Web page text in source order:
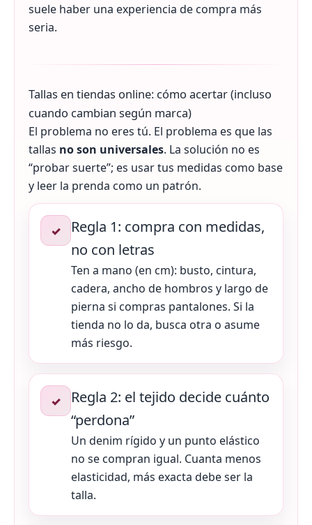
suele haber una experiencia de compra más
seria.
Tallas en tiendas online: cómo acertar (incluso
cuando cambian según marca)
El problema no eres tú. El problema es que las
tallas no son universales. La solución no es
“probar suerte”; es usar tus medidas como base
y leer la prenda como un patrón.
✓
Regla 1: compra con medidas,
no con letras
Ten a mano (en cm): busto, cintura,
cadera, ancho de hombros y largo de
pierna si compras pantalones. Si la
tienda no lo da, busca otra o asume
más riesgo.
✓
Regla 2: el tejido decide cuánto
“perdona”
Un denim rígido y un punto elástico
no se compran igual. Cuanta menos
elasticidad, más exacta debe ser la
talla.